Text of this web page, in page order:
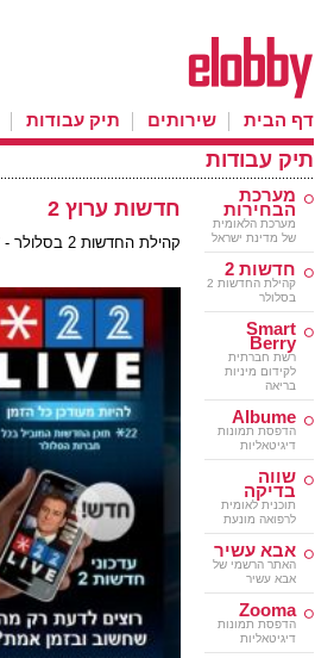
דף הבית שירותים תיק עבודות
תיק עבודות
מערכת
הבחירות
מערכת הלאומית
של מדינת ישראל
חדשות 2
קהילת החדשות 2
בסלולר
Smart
Berry
רשת חברתית
לקידום מיניות
בריאה
Albume
הדפסת תמונות
דיגיטאליות
שווה
בדיקה
תוכנית לאומית
לרפואה מונעת
אבא עשיר
האתר הרשמי של
אבא עשיר
Zooma
הדפסת תמונות
דיגיטאליות
חדשות ערוץ 2
קהילת החדשות 2 בסלולר - *22